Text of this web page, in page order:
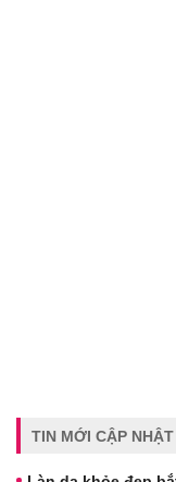
TIN MỚI CẬP NHẬT